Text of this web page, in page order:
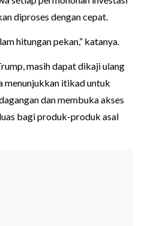
diproses dengan cepat.
hitungan pekan,” katanya.
masih dapat dikaji ulang
menunjukkan itikad untuk
dan membuka akses
bagi produk-produk asal